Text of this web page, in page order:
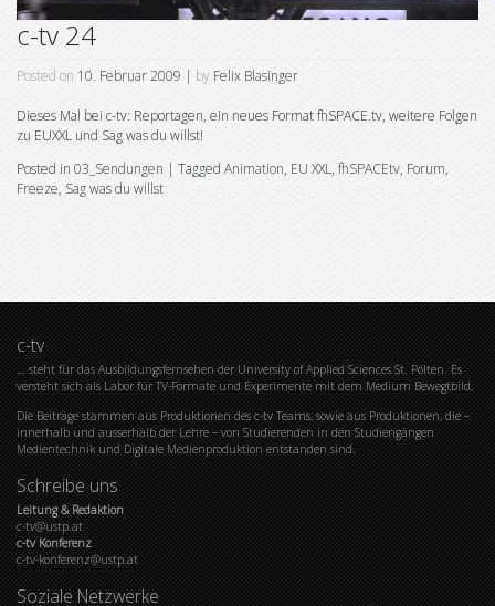
c-tv 24
Posted on 10. Februar 2009 | by Felix Blasinger
Dieses Mal bei c-tv: Reportagen, ein neues Format fhSPACE.tv, weitere Folgen
zu EUXXL und Sag was du willst!
Posted in 03_Sendungen | Tagged Animation, EU XXL, fhSPACEtv, Forum,
Freeze, Sag was du willst
c-tv
… steht für das Ausbildungsfernsehen der University of Applied Sciences St. Pölten. Es
versteht sich als Labor für TV-Formate und Experimente mit dem Medium Bewegtbild.
Die Beiträge stammen aus Produktionen des c-tv Teams, sowie aus Produktionen, die –
innerhalb und ausserhalb der Lehre – von Studierenden in den Studiengängen
Medientechnik und Digitale Medienproduktion entstanden sind.
Schreibe uns
Leitung & Redaktion
c-tv@ustp.at
c-tv Konferenz
c-tv-konferenz@ustp.at
Soziale Netzwerke